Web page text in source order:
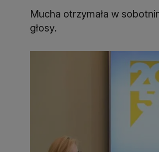
Mucha otrzymała w
głosy.